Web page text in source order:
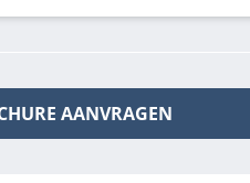
AANVRAGEN